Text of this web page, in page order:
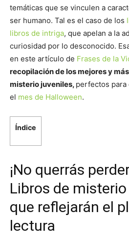
temáticas que se vinculen a
ser humano. Tal es el caso de los
libros de intriga, que apelan a la
curiosidad por lo desconocido.
en este artículo de Frases de la
recopilación de los mejores y
misterio juveniles, perfectos para
el mes de Halloween.
Índice
¡No querrás
Libros de
que reflejarán el
lectura